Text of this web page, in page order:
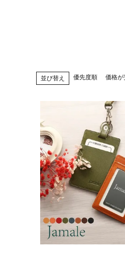
並び替え 優先度順 価格が